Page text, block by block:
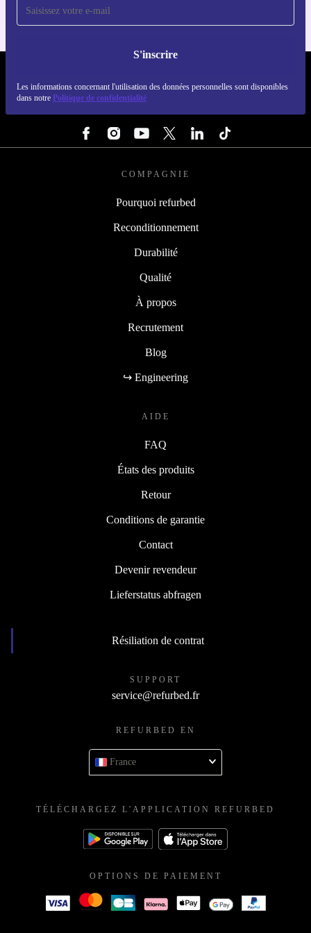
S'inscrire
Les informations concernant l'utilisation des données personnelles sont disponibles
dans notre Politique de confidentialité
COMPAGNIE
Pourquoi refurbed
Reconditionnement
Durabilité
Qualité
À propos
Recrutement
Blog
↪ Engineering
AIDE
FAQ
États des produits
Retour
Conditions de garantie
Contact
Devenir revendeur
Lieferstatus abfragen
Résiliation de contrat
SUPPORT
service@refurbed.fr
REFURBED EN
France
TÉLÉCHARGEZ L'APPLICATION REFURBED
OPTIONS DE PAIEMENT